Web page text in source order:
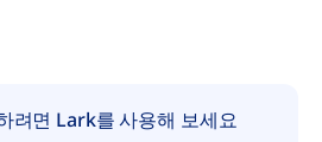
려면 Lark를 사용해 보세요